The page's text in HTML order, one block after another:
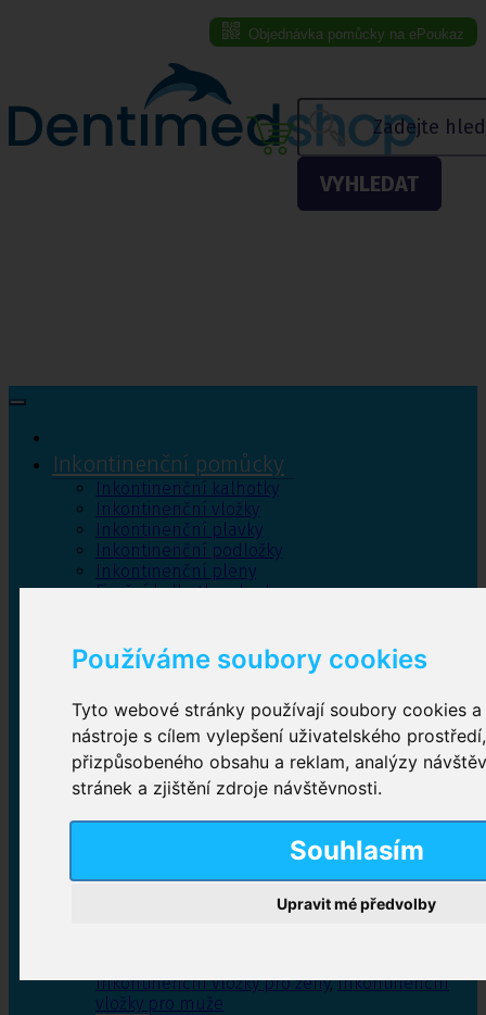
Používáme soubory cookies
Tyto webové stránky používají soubory cookies
nástroje s cílem vylepšení uživatelského
přizpůsobeného obsahu a reklam, analýzy
stránek a zjištění zdroje návštěvnosti.
Souhlasím
Upravit mé předvolby
Objednávka pomůcky na ePoukaz
VYHLEDAT
Inkontinenční pomůcky
Inkontinenční kalhotky
Inkontinenční vložky
Inkontinenční plavky
Inkontinenční podložky
Inkontinenční pleny
Fixační kalhotky a body
Bylinky
Inkontinenční kalhotky
Plenkové kalhotky navlékací,Plenkové kalhotky
zalepovací,Inkontinenční kalhotky dámské,
Inkontinenční kalhotky pro muže
Inkontinenční vložky pro ženy,Inkontinenční
vložky pro muže